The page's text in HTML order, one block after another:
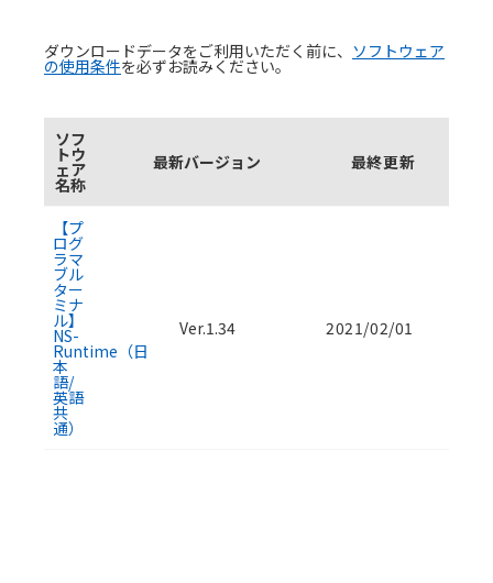
ダウンロードデータをご利用いただく前に、 ソフトウェア
の使用条件を必ずお読みください。
ソフトウェアのダウンロード資料一覧
ソフ
トウ
ェア
名称
最新バージョン 最終更新
【プ
ログ
ラマ
ブル
ター
ミナ
ル】
NS-
Runtime（日
本
語/
英語
共
通）
Ver.1.34 2021/02/01